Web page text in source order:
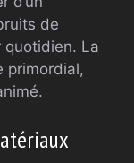
de
La
primordial,